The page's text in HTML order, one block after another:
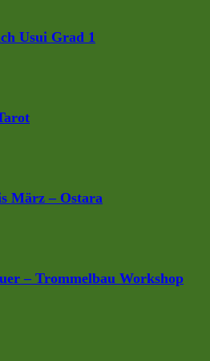
Usui Grad 1
März – Ostara
– Trommelbau Workshop